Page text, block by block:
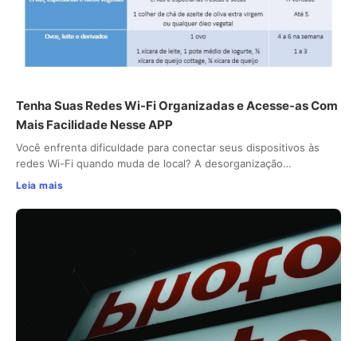
Tenha Suas Redes Wi-Fi Organizadas e Acesse-as Com
Mais Facilidade Nesse APP
Você enfrenta dificuldade para conectar seus dispositivos às
redes Wi-Fi quando muda de local? A desorganização…
Leia mais